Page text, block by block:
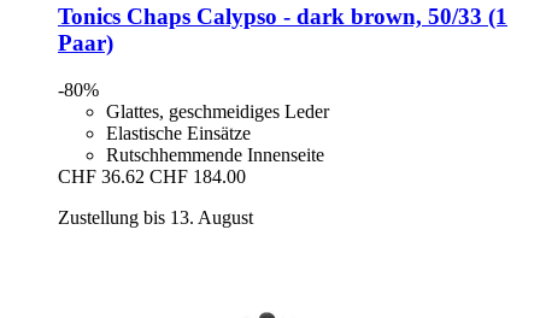
Tonics Chaps Calypso -​ dark brown, 50/33 (1
Paar)
-80%
Glattes, geschmeidiges Leder
Elastische Einsätze
Rutschhemmende Innenseite
CHF 36.62 CHF 184.00
Zustellung bis 13. August